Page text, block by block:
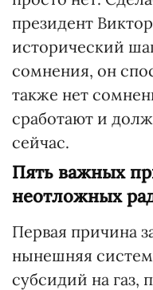
президент
исторический
сомнения, он
также нет
сработают и
сейчас.
Пять важных
неотложных
Первая причина
нынешняя
субсидий на газ,